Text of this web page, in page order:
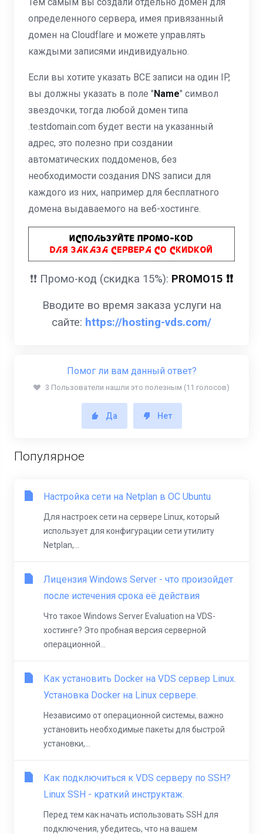
определенного сервера, имея привязанный
домен на Cloudflare и можете управлять
каждыми записями индивидуально.
Если вы хотите указать ВСЕ записи на один IP,
вы должны указать в поле "Name" символ
звездочки, тогда любой домен типа
.testdomain.com будет вести на указанный
адрес, это полезно при создании
автоматических поддоменов, без
необходимости создания DNS записи для
каждого из них, например для бесплатного
домена выдаваемого на веб-хостинге.
❗️❗️ Промо-код (скидка 15%): PROMO15 ❗️❗️
Вводите во время заказа услуги на
сайте: https://hosting-vds.com/
Помог ли вам данный ответ?
3 Пользователи нашли это полезным (11 голосов)
Да Нет
Популярное
Настройка сети на Netplan в ОС Ubuntu
Для настроек сети на сервере Linux, который
использует для конфигурации сети утилиту
Netplan,...
Лицензия Windows Server - что произойдет
после истечения срока её действия
Что такое Windows Server Evaluation на VDS-
хостинге? Это пробная версия серверной
операционной...
Как установить Docker на VDS сервер Linux.
Установка Docker на Linux сервере.
Независимо от операционной системы, важно
установить необходимые пакеты для быстрой
установки,...
Как подключиться к VDS серверу по SSH?
Linux SSH - краткий инструктаж.
Перед тем как начать использовать SSH для
подключения, убедитесь, что на вашем